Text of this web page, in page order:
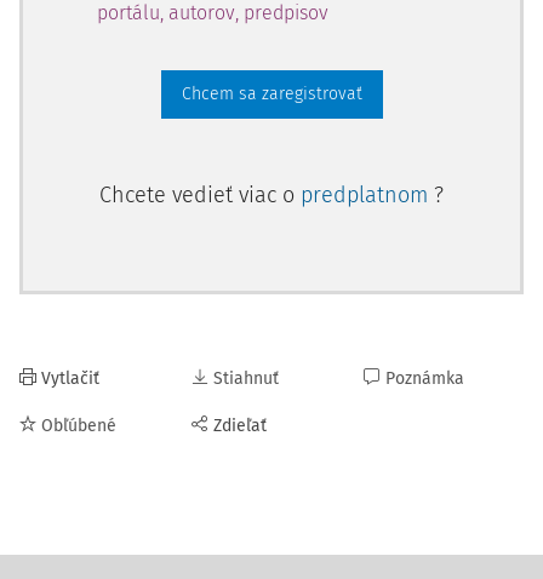
portálu, autorov, predpisov
Chcem sa zaregistrovať
Chcete vedieť viac o predplatnom ?
Vytlačiť
Obľúbené
Stiahnuť
Zdieľať
Poznámka